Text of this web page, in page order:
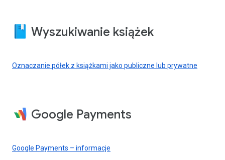
Wyszukiwanie książek
Oznaczanie półek z książkami jako publiczne lub prywatne
Google Payments
Google Payments – informacje